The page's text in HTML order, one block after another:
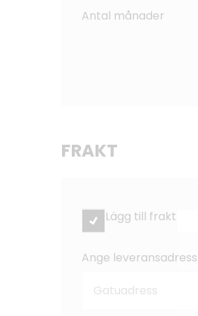
Antal månader
FRAKT
Lägg till frakt
Ange leveransadress